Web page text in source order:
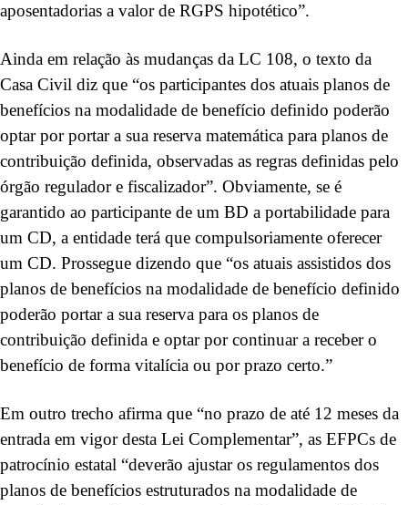
aposentadorias a valor de RGPS hipotético”.
Ainda em relação às mudanças da LC 108, o texto da
Casa Civil diz que “os participantes dos atuais planos de
benefícios na modalidade de benefício definido poderão
optar por portar a sua reserva matemática para planos de
contribuição definida, observadas as regras definidas pelo
órgão regulador e fiscalizador”. Obviamente, se é
garantido ao participante de um BD a portabilidade para
um CD, a entidade terá que compulsoriamente oferecer
um CD. Prossegue dizendo que “os atuais assistidos dos
planos de benefícios na modalidade de benefício definido
poderão portar a sua reserva para os planos de
contribuição definida e optar por continuar a receber o
benefício de forma vitalícia ou por prazo certo.”
Em outro trecho afirma que “no prazo de até 12 meses da
entrada em vigor desta Lei Complementar”, as EFPCs de
patrocínio estatal “deverão ajustar os regulamentos dos
planos de benefícios estruturados na modalidade de